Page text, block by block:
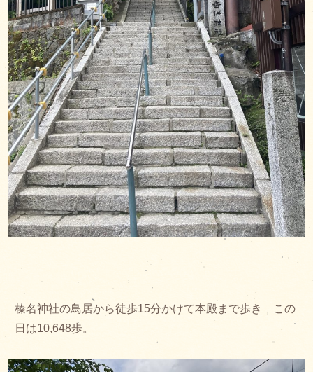
榛名神社の鳥居から徒歩15分かけて本殿まで歩き この
日は10,648歩。